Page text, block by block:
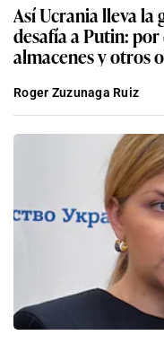
Así Ucrania lleva la
desafía a Putin:
almacenes y otros
Roger Zuzunaga Ruiz